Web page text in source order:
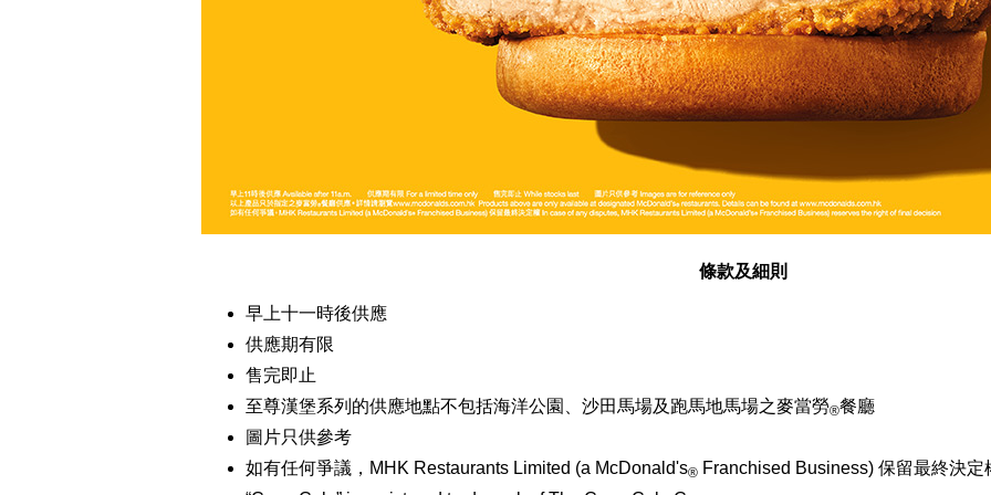
條款及細則
早上十一時後供應
供應期有限
售完即止
至尊漢堡系列的供應地點不包括海洋公園、沙田馬場及跑馬地馬場之麥當勞®餐廳
圖片只供參考
如有任何爭議，MHK Restaurants Limited (a McDonald's® Franchised Business) 保留最終決定